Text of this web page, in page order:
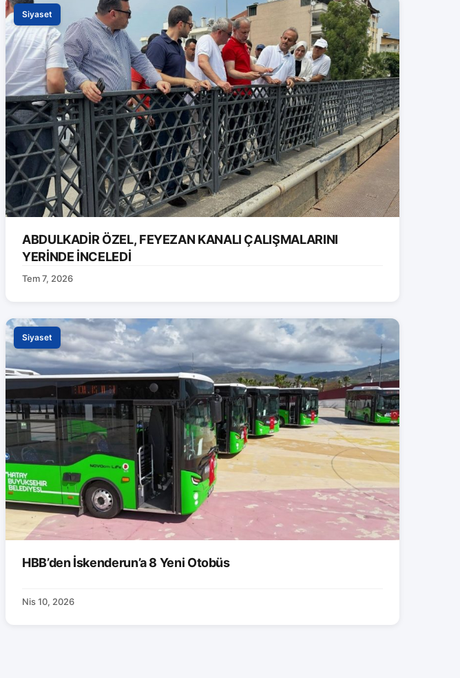
Siyaset
ABDULKADİR ÖZEL, FEYEZAN KANALI ÇALIŞMALARINI
YERİNDE İNCELEDİ
Tem 7, 2026
Siyaset
HBB’den İskenderun’a 8 Yeni Otobüs
Nis 10, 2026